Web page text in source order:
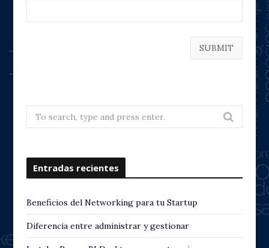
Search
for:
Entradas recientes
Beneficios del Networking para tu Startup
Diferencia entre administrar y gestionar